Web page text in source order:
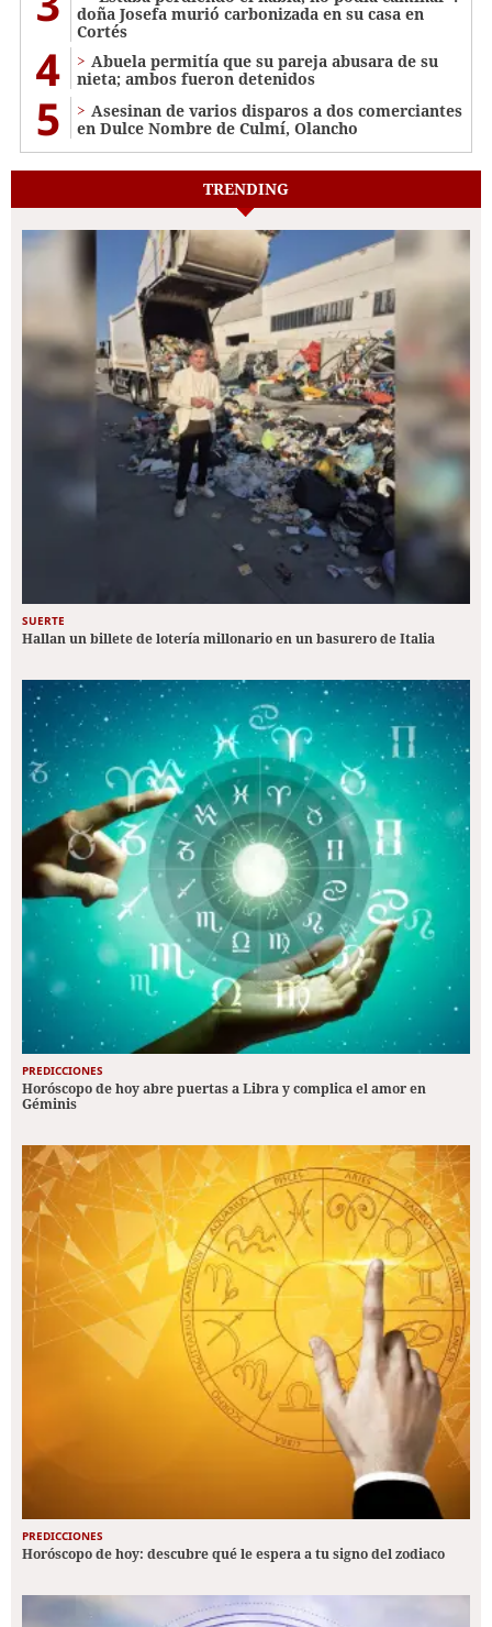
doña Josefa murió carbonizada en su casa en
Cortés
4
Abuela permitía que su pareja abusara de su
nieta; ambos fueron detenidos
5
Asesinan de varios disparos a dos comerciantes
en Dulce Nombre de Culmí, Olancho
TRENDING
SUERTE
Hallan un billete de lotería millonario en un basurero de Italia
PREDICCIONES
Horóscopo de hoy abre puertas a Libra y complica el amor en
Géminis
PREDICCIONES
Horóscopo de hoy: descubre qué le espera a tu signo del zodiaco